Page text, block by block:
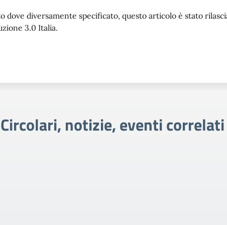
dove diversamente specificato, questo articolo è stato
3.0 Italia.
Circolari, notizie, eventi correlati